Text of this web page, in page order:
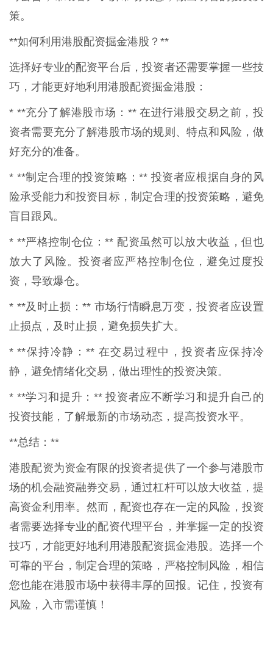
策。
**如何利用港股配资掘金港股？**
选择好专业的配资平台后，投资者还需要掌握一些技
巧，才能更好地利用港股配资掘金港股：
* **充分了解港股市场：** 在进行港股交易之前，投
资者需要充分了解港股市场的规则、特点和风险，做
好充分的准备。
* **制定合理的投资策略：** 投资者应根据自身的风
险承受能力和投资目标，制定合理的投资策略，避免
盲目跟风。
* **严格控制仓位：** 配资虽然可以放大收益，但也
放大了风险。投资者应严格控制仓位，避免过度投
资，导致爆仓。
* **及时止损：** 市场行情瞬息万变，投资者应设置
止损点，及时止损，避免损失扩大。
* **保持冷静：** 在交易过程中，投资者应保持冷
静，避免情绪化交易，做出理性的投资决策。
* **学习和提升：** 投资者应不断学习和提升自己的
投资技能，了解最新的市场动态，提高投资水平。
**总结：**
港股配资为资金有限的投资者提供了一个参与港股市
场的机会融资融券交易，通过杠杆可以放大收益，提
高资金利用率。然而，配资也存在一定的风险，投资
者需要选择专业的配资代理平台，并掌握一定的投资
技巧，才能更好地利用港股配资掘金港股。选择一个
可靠的平台，制定合理的策略，严格控制风险，相信
您也能在港股市场中获得丰厚的回报。记住，投资有
风险，入市需谨慎！